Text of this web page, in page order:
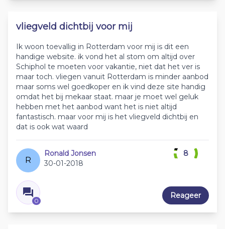
vliegveld dichtbij voor mij
Ik woon toevallig in Rotterdam voor mij is dit een
handige website. ik vond het al stom om altijd over
Schiphol te moeten voor vakantie, niet dat het ver is
maar toch. vliegen vanuit Rotterdam is minder aanbod
maar soms wel goedkoper en ik vind deze site handig
omdat het bij mekaar staat. maar je moet wel geluk
hebben met het aanbod want het is niet altijd
fantastisch. maar voor mij is het vliegveld dichtbij en
dat is ook wat waard
R
Ronald Jonsen
30-01-2018
0
8
Reageer